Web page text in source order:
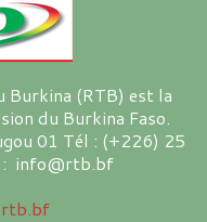
Burkina (RTB) est la
du Burkina Faso.
01 Tél : (+226) 25
info@rtb.bf